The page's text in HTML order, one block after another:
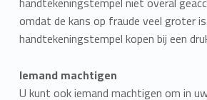
omdat de kans op fraude veel groter
handtekeningstempel kopen bij een
Iemand machtigen
U kunt ook iemand machtigen om in